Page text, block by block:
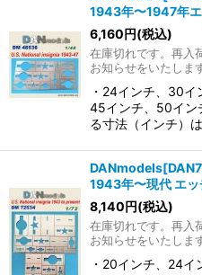
1943年〜1947年
6,160円(税込)
在庫切れです。再入
お知らせをいたしま
・24インチ、30イ
45インチ、50イン
る寸法（インチ）
1943年〜現代 エ
8,140円(税込)
在庫切れです。再入
お知らせをいたしま
・20インチ、24イ